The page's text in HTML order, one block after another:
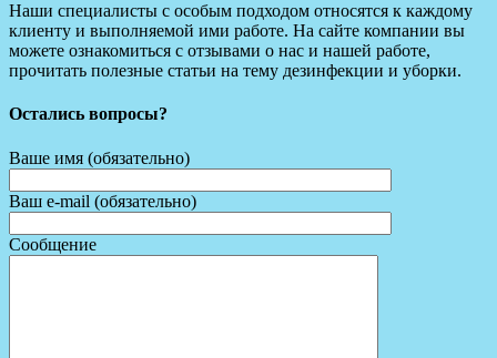
Наши специалисты с особым подходом относятся к каждому
клиенту и выполняемой ими работе. На сайте компании вы
можете ознакомиться с отзывами о нас и нашей работе,
прочитать полезные статьи на тему дезинфекции и уборки.
Остались вопросы?
Ваше имя (обязательно)
Ваш e-mail (обязательно)
Сообщение